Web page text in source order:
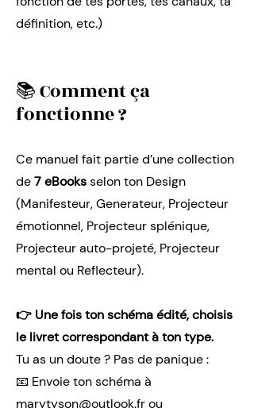
définition, etc.)
📚 Comment ça
fonctionne ?
Ce manuel fait partie d’une collection
de7 eBooksselon ton Design
(Manifesteur, Generateur, Projecteur
émotionnel, Projecteur splénique,
Projecteur auto-projeté, Projecteur
mental ou Reflecteur).
👉 Une fois ton schéma édité, choisis
le livret correspondant à ton type.
Tu as un doute ? Pas de panique :
📧 Envoie ton schéma à
marytyson@outlook.fr ou